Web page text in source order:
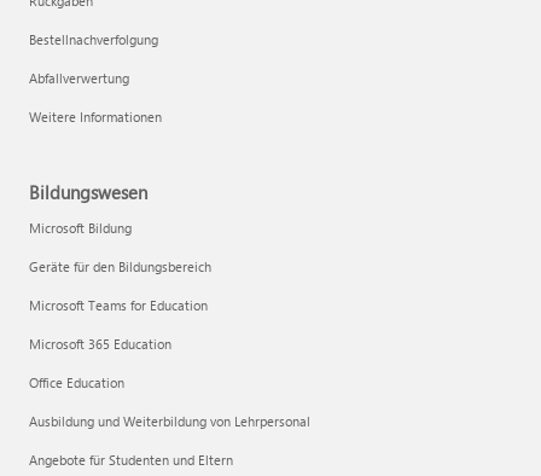
Bestellnachverfolgung
Abfallverwertung
Weitere Informationen
Bildungswesen
Microsoft Bildung
Geräte für den Bildungsbereich
Microsoft Teams for Education
Microsoft 365 Education
Office Education
Ausbildung und Weiterbildung von Lehrpersonal
Angebote für Studenten und Eltern